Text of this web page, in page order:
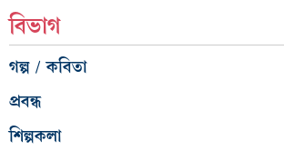
বিভাগ
গল্প / কবিতা
প্রবন্ধ
শিল্পকলা